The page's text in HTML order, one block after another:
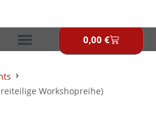
0,00 €
Workshopreihe)